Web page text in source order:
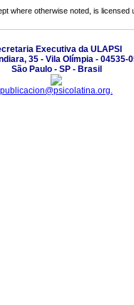
where otherwise noted, is licensed
Executiva da ULAPSI
35 - Vila Olímpia - 04535-
São Paulo - SP - Brasil
publicacion@psicolatina.org.